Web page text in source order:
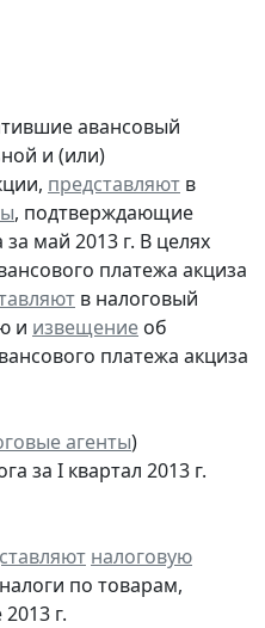
авансовый
и (или)
представляют в
, подтверждающие
май 2013 г. В целях
платежа акциза
в налоговый
и извещение об
платежа акциза
агенты)
за I квартал 2013 г.
налоговую
налоги по товарам,
г.